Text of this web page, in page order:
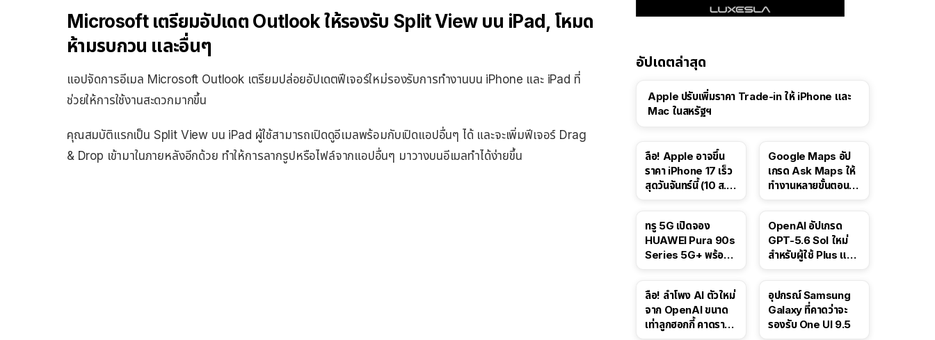
Microsoft เตรียมอัปเดต Outlook ให้รองรับ Split View บน iPad, โหมด
ห้ามรบกวน และอื่นๆ
แอปจัดการอีเมล Microsoft Outlook เตรียมปล่อยอัปเดตฟีเจอร์ใหม่รองรับการทำงานบน iPhone และ iPad ที่
ช่วยให้การใช้งานสะดวกมากขึ้น
คุณสมบัติแรกเป็น Split View บน iPad ผู้ใช้สามารถเปิดดูอีเมลพร้อมกับเปิดแอปอื่นๆ ได้ และจะเพิ่มฟีเจอร์ Drag
& Drop เข้ามาในภายหลังอีกด้วย ทำให้การลากรูปหรือไฟล์จากแอปอื่นๆ มาวางบนอีเมลทำได้ง่ายขึ้น
อัปเดตล่าสุด
Apple ปรับเพิ่มราคา Trade-in ให้ iPhone และ
Mac ในสหรัฐฯ
ลือ! Apple อาจขึ้น
ราคา iPhone 17 เร็ว
สุดวันจันทร์นี้ (10 ส.ค.
Google Maps อัป
เกรด Ask Maps ให้
ทำงานหลายขั้นตอนได้
สาธารณะ
ทรู 5G เปิดจอง
HUAWEI Pura 90s
Series 5G+ พร้อม
OpenAI อัปเกรด
GPT-5.6 Sol ใหม่
สำหรับผู้ใช้ Plus และ
ลือ! ลำโพง AI ตัวใหม่
จาก OpenAI ขนาด
เท่าลูกฮอกกี้ คาดราคา
อุปกรณ์ Samsung
Galaxy ที่คาดว่าจะ
รองรับ One UI 9.5